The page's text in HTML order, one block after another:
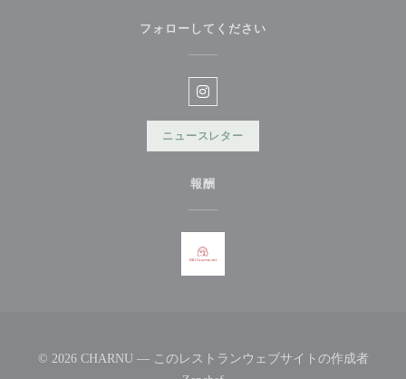
フォローしてください
Instagram ((新しいウィンドウ
ニュースレター
報酬
© 2026 CHARNU — このレストランウェブサイトの作成者